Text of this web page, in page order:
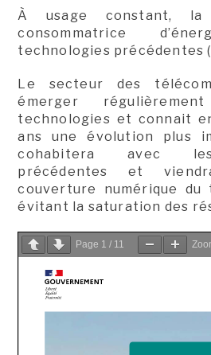
À usage constant,
consommatrice
technologies précédentes
Le secteur des
émerger
technologies et connait
ans une évolution plus
cohabitera avec
précédentes et
couverture numérique
évitant la saturation des
Page 1 / 11